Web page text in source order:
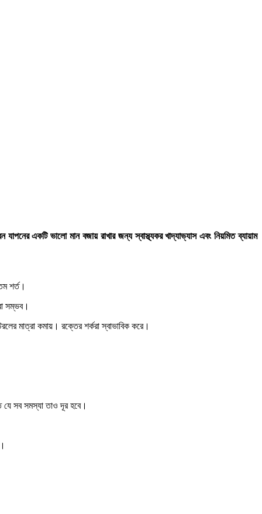
একটি ভালো মান বজায় রাখার জন্য স্বাস্থ্যকর খাদ্যাভ্যাস এবং নিয়মিত ব্যায়াম
শর্ত।
সম্ভব।
মাত্রা কমায়। রক্তের শর্করা স্বাভাবিক করে।
যে সব সমস্যা তাও দূর হবে।